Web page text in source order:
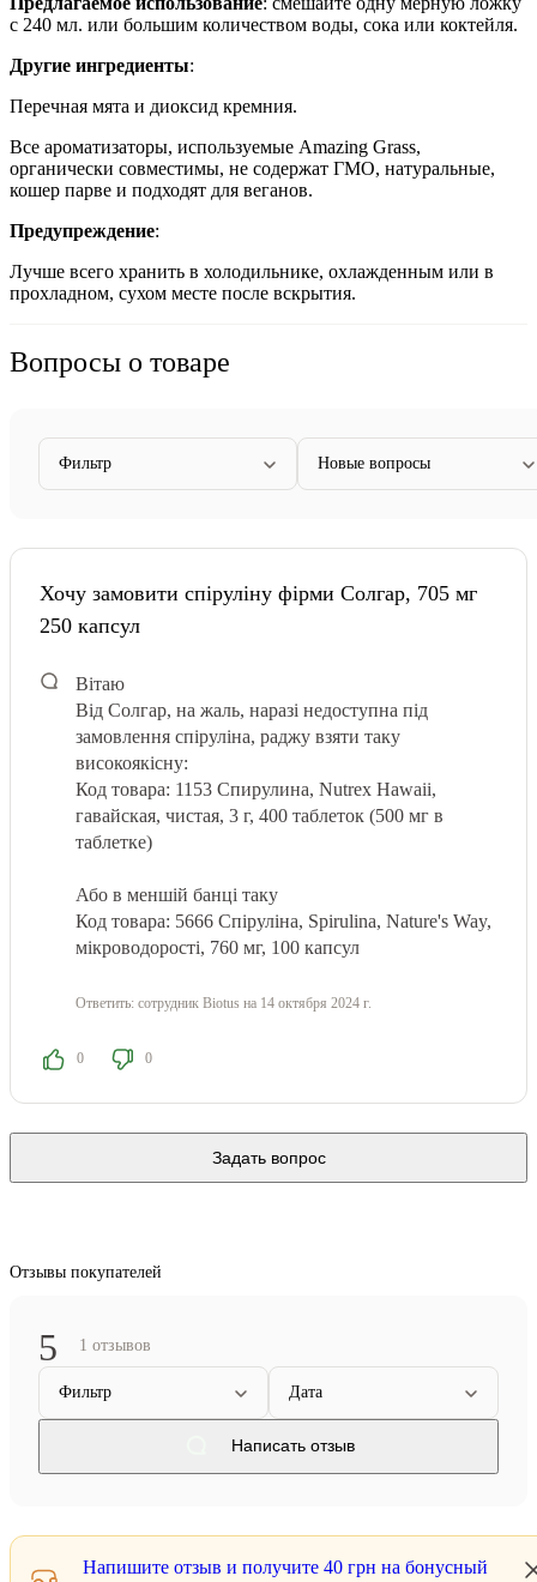
с 240 мл. или большим количеством воды, сока или коктейля.
Другие ингредиенты:
Перечная мята и диоксид кремния.
Все ароматизаторы, используемые Amazing Grass,
органически совместимы, не содержат ГМО, натуральные,
кошер парве и подходят для веганов.
Предупреждение:
Лучше всего хранить в холодильнике, охлажденным или в
прохладном, сухом месте после вскрытия.
Вопросы о товаре
Фильтр Новые вопросы
Хочу замовити спіруліну фірми Солгар, 705 мг
250 капсул
Вітаю
Від Солгар, на жаль, наразі недоступна під
замовлення спіруліна, раджу взяти таку
високоякісну:
Код товара: 1153 Спирулина, Nutrex Hawaii,
гавайская, чистая, 3 г, 400 таблеток (500 мг в
таблетке)
Або в меншій банці таку
Код товара: 5666 Спіруліна, Spirulina, Nature's Way,
мікроводорості, 760 мг, 100 капсул
Ответить: сотрудник Biotus на 14 октября 2024 г.
0 0
Задать вопрос
Отзывы покупателей
5 1 отзывов
Фильтр Дата
Написать отзыв
Напишите отзыв и получите 40 грн на бонусный